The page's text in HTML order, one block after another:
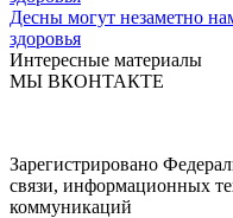
Десны могут незаметно
здоровья
Интересные материалы
МЫ ВКОНТАКТЕ
Зарегистрировано
связи, информационных
коммуникаций